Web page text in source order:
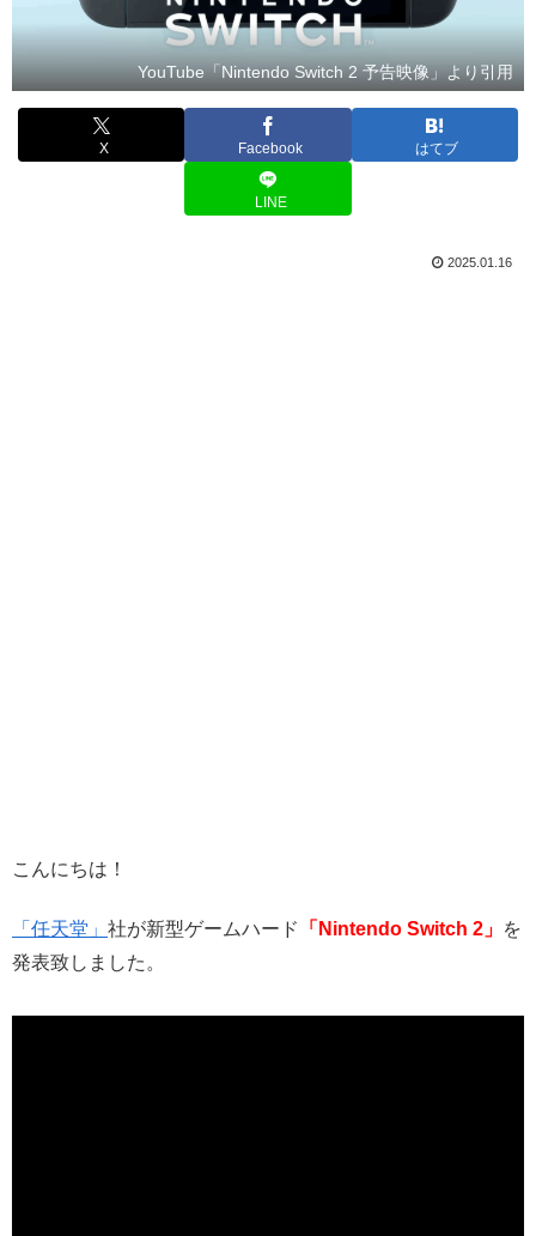
YouTube「Nintendo Switch 2 予告映像」より引用
X Facebook はてブ
LINE
2025.01.16
こんにちは！
「任天堂」 社が新型ゲームハード 「Nintendo Switch 2」 を
発表致しました。